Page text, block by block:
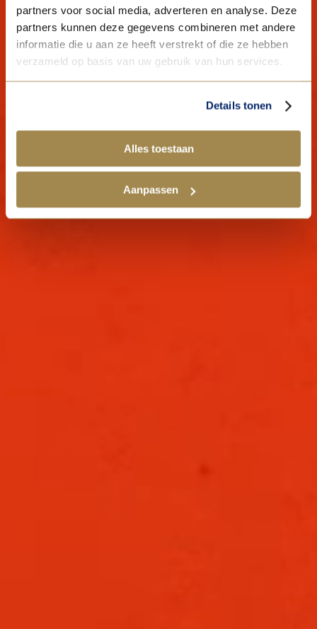
partners voor social media, adverteren en analyse. Deze
partners kunnen deze gegevens combineren met andere
informatie die u aan ze heeft verstrekt of die ze hebben
verzameld op basis van uw gebruik van hun services.
Details tonen
Alles toestaan
Aanpassen